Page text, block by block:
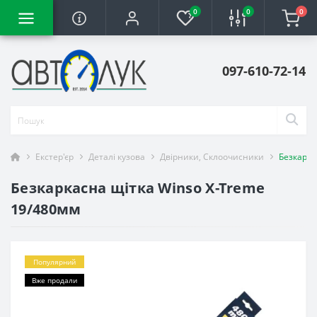
0 0 0
097-610-72-14
Екстер'єр Деталі кузова Двірники, Склоочисники
Безкаркасна щітка Winso X-Treme
19/480мм
Популярний
Вже продали